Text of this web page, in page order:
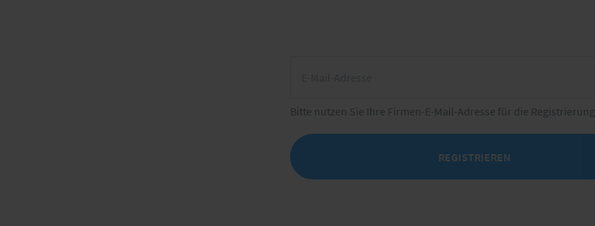
Bitte nutzen Sie Ihre Firmen-E-Mail-Adresse für die Registrierung
REGISTRIEREN